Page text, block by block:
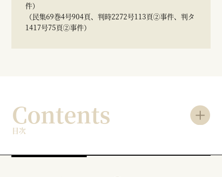
件）
（民集69巻4号904頁、判時2272号113頁②事件、判タ
1417号75頁②事件）
Contents
目次